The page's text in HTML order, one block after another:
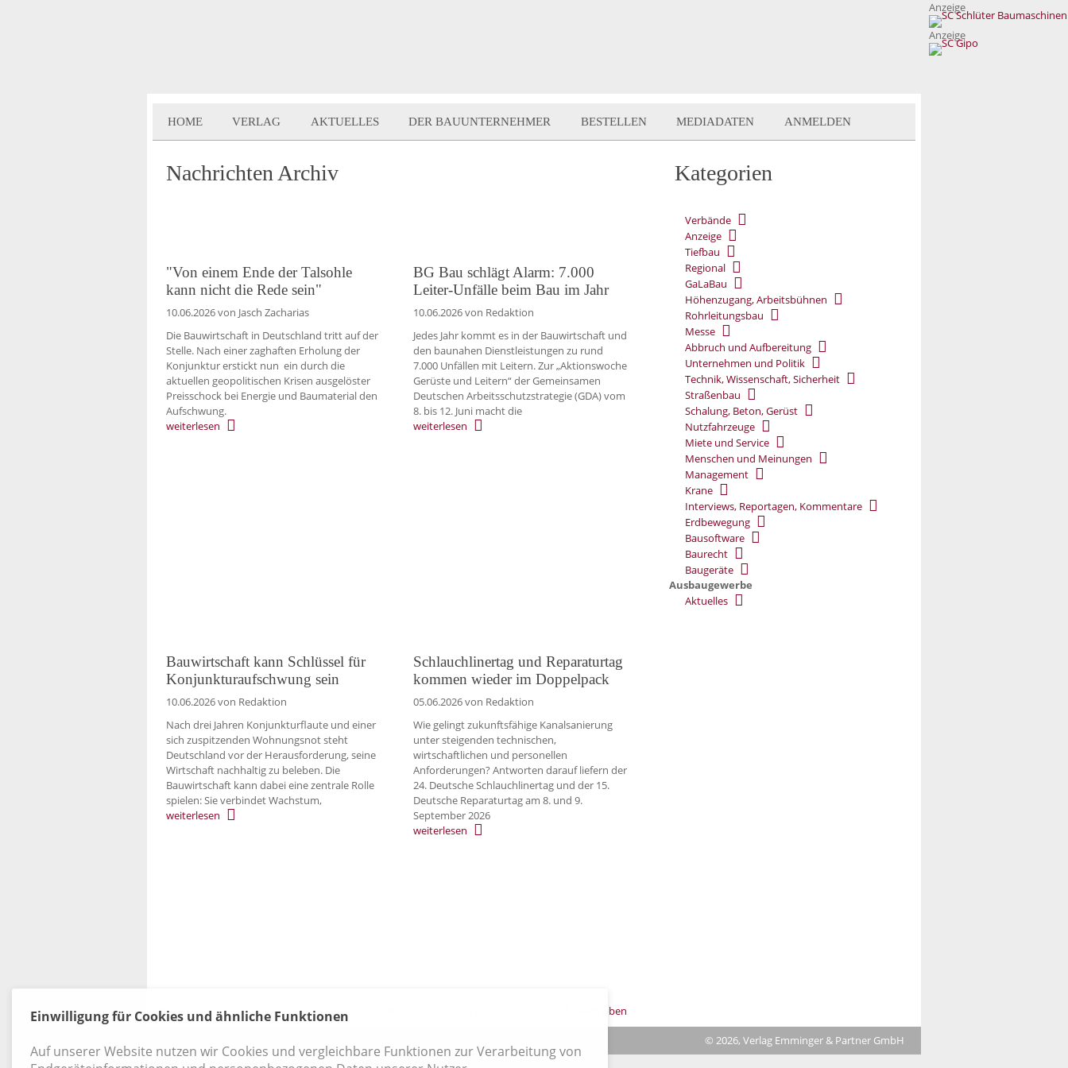
Anzeige
Anzeige
HOME VERLAG AKTUELLES DER BAUUNTERNEHMER BESTELLEN MEDIADATEN ANMELDEN
Nachrichten Archiv
"Von einem Ende der Talsohle
kann nicht die Rede sein"
10.06.2026von Jasch Zacharias
Die Bauwirtschaft in Deutschland tritt auf der
Stelle. Nach einer zaghaften Erholung der
Konjunktur erstickt nun ein durch die
aktuellen geopolitischen Krisen ausgelöster
Preisschock bei Energie und Baumaterial den
Aufschwung.
weiterlesen
BG Bau schlägt Alarm: 7.000
Leiter-Unfälle beim Bau im Jahr
10.06.2026von Redaktion
Jedes Jahr kommt es in der Bauwirtschaft und
den baunahen Dienstleistungen zu rund
7.000 Unfällen mit Leitern. Zur „Aktionswoche
Gerüste und Leitern“ der Gemeinsamen
Deutschen Arbeitsschutzstrategie (GDA) vom
8. bis 12. Juni macht die
weiterlesen
Bauwirtschaft kann Schlüssel für
Konjunkturaufschwung sein
10.06.2026von Redaktion
Nach drei Jahren Konjunkturflaute und einer
sich zuspitzenden Wohnungsnot steht
Deutschland vor der Herausforderung, seine
Wirtschaft nachhaltig zu beleben. Die
Bauwirtschaft kann dabei eine zentrale Rolle
spielen: Sie verbindet Wachstum,
weiterlesen
Schlauchlinertag und Reparaturtag
kommen wieder im Doppelpack
05.06.2026von Redaktion
Wie gelingt zukunftsfähige Kanalsanierung
unter steigenden technischen,
wirtschaftlichen und personellen
Anforderungen? Antworten darauf liefern der
24. Deutsche Schlauchlinertag und der 15.
Deutsche Reparaturtag am 8. und 9.
September 2026
weiterlesen
8 / 519 Nach oben
Kategorien
Verbände
Anzeige
Tiefbau
Regional
GaLaBau
Höhenzugang, Arbeitsbühnen
Rohrleitungsbau
Messe
Abbruch und Aufbereitung
Unternehmen und Politik
Technik, Wissenschaft, Sicherheit
Straßenbau
Schalung, Beton, Gerüst
Nutzfahrzeuge
Miete und Service
Menschen und Meinungen
Management
Krane
Interviews, Reportagen, Kommentare
Erdbewegung
Bausoftware
Baurecht
Baugeräte
Ausbaugewerbe
Aktuelles
© 2026, Verlag Emminger & Partner GmbH
Einwilligung für Cookies und ähnliche Funktionen
Auf unserer Website nutzen wir Cookies und vergleichbare Funktionen zur Verarbeitung von